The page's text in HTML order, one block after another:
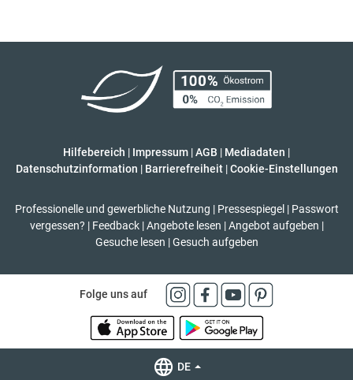
Hilfebereich | Impressum |AGB | Mediadaten |
Datenschutzinformation | Barrierefreiheit | Cookie-Einstellungen
Professionelle und gewerbliche Nutzung | Pressespiegel | Passwort
vergessen? | Feedback | Angebote lesen | Angebot aufgeben |
Gesuche lesen | Gesuch aufgeben
Folge uns auf
DE